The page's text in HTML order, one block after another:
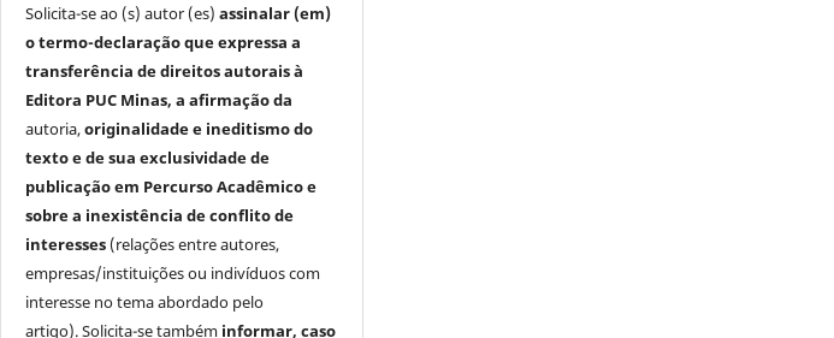
Solicita-se ao (s) autor (es)assinalar (em)
o termo-declaração que expressa a
transferência de direitos autorais à
Editora PUC Minas, a afirmaçãoda
autoria,originalidade e ineditismo do
texto e de sua exclusividade de
publicação em Percurso Acadêmico e
sobre a inexistência de conflito de
interesses (relações entre autores,
empresas/instituições ou indivíduos com
interesse no tema abordado pelo
artigo). Solicita-se também informar, caso